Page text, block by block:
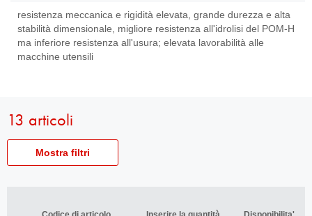
resistenza meccanica e rigidità elevata, grande durezza e alta
stabilità dimensionale, migliore resistenza all'idrolisi del POM-H
ma inferiore resistenza all'usura; elevata lavorabilità alle
macchine utensili
13 articoli
Mostra filtri